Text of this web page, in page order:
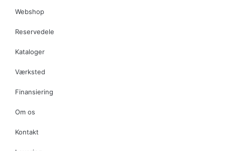
Webshop
Reservedele
Kataloger
Værksted
Finansiering
Om os
Kontakt